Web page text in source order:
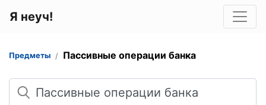
Я неуч!
Предметы Пассивные операции банка
Поиск